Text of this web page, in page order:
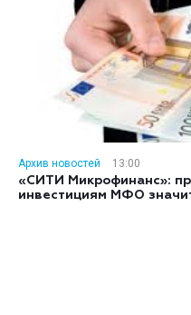
Архив новостей
13:00
«СИТИ Микрофинанс»:
инвестициям МФО